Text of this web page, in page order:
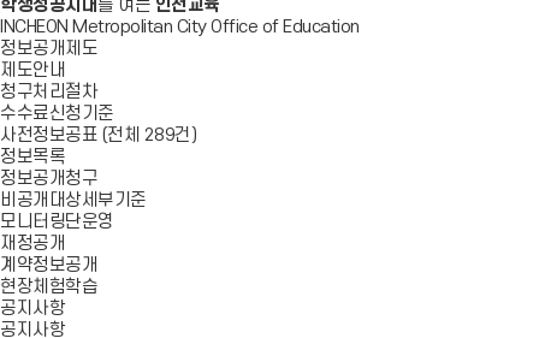
학생성공시대 를 여는 인천교육
INCHEON Metropolitan City Office of Education
정보공개제도
제도안내
청구처리절차
수수료신청기준
사전정보공표 (전체 289건)
정보목록
정보공개청구
비공개대상세부기준
모니터링단운영
재정공개
계약정보공개
현장체험학습
공지사항
공지사항